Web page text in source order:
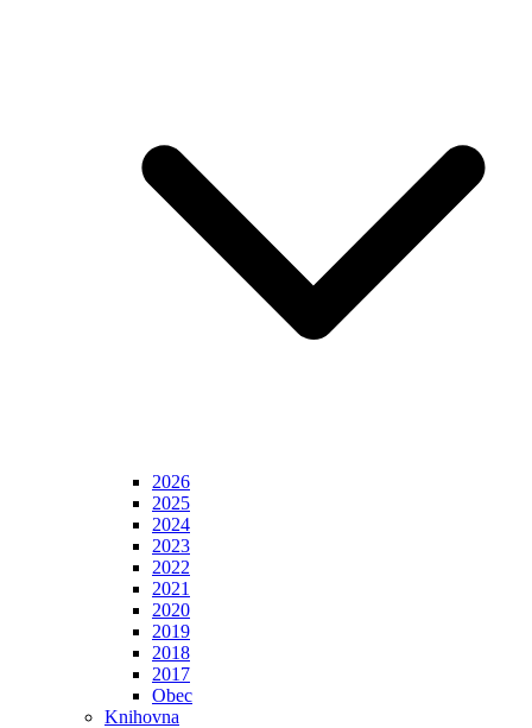
2026
2025
2024
2023
2022
2021
2020
2019
2018
2017
Obec
Knihovna